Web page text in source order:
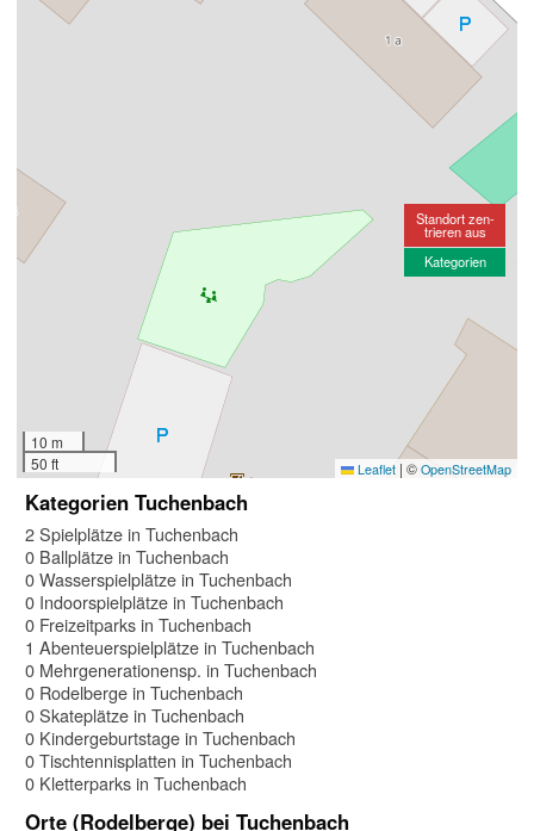
10 m
50 ft
Leaflet | © OpenStreetMap
Standort zen-
trieren aus
Kategorien
Kategorien Tuchenbach
2 Spielplätze in Tuchenbach
0 Ballplätze in Tuchenbach
0 Wasserspielplätze in Tuchenbach
0 Indoorspielplätze in Tuchenbach
0 Freizeitparks in Tuchenbach
1 Abenteuerspielplätze in Tuchenbach
0 Mehrgenerationensp. in Tuchenbach
0 Rodelberge in Tuchenbach
0 Skateplätze in Tuchenbach
0 Kindergeburtstage in Tuchenbach
0 Tischtennisplatten in Tuchenbach
0 Kletterparks in Tuchenbach
Orte (Rodelberge) bei Tuchenbach